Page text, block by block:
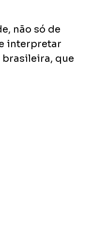
não só de
interpretar
que